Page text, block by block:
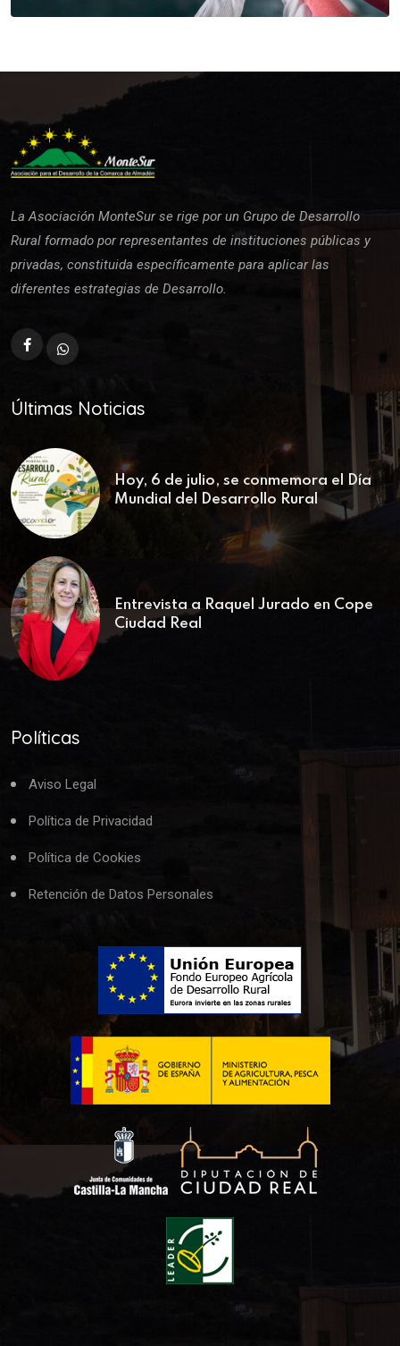
La Asociación MonteSur se rige por un Grupo de Desarrollo
Rural formado por representantes de instituciones públicas y
privadas, constituida específicamente para aplicar las
diferentes estrategias de Desarrollo.
Últimas Noticias
Hoy, 6 de julio, se conmemora el Día
Mundial del Desarrollo Rural
Entrevista a Raquel Jurado en Cope
Ciudad Real
Políticas
Aviso Legal
Política de Privacidad
Política de Cookies
Retención de Datos Personales